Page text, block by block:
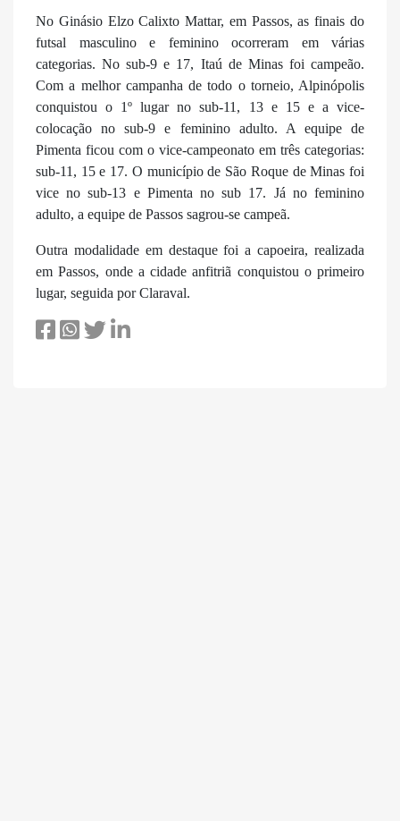
No Ginásio Elzo Calixto Mattar, em Passos, as finais do
futsal masculino e feminino ocorreram em várias
categorias. No sub-9 e 17, Itaú de Minas foi campeão.
Com a melhor campanha de todo o torneio, Alpinópolis
conquistou o 1º lugar no sub-11, 13 e 15 e a vice-
colocação no sub-9 e feminino adulto. A equipe de
Pimenta ficou com o vice-campeonato em três categorias:
sub-11, 15 e 17. O município de São Roque de Minas foi
vice no sub-13 e Pimenta no sub 17. Já no feminino
adulto, a equipe de Passos sagrou-se campeã.
Outra modalidade em destaque foi a capoeira, realizada
em Passos, onde a cidade anfitriã conquistou o primeiro
lugar, seguida por Claraval.